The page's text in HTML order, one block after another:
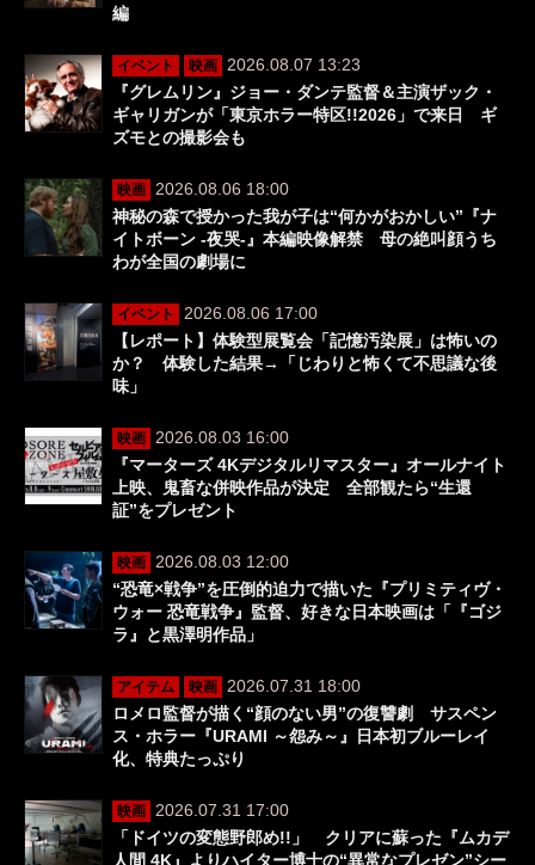
編
イベント 映画
2026.08.07 13:23
『グレムリン』ジョー・ダンテ監督＆主演ザック・
ギャリガンが「東京ホラー特区!!2026」で来日 ギ
ズモとの撮影会も
映画
2026.08.06 18:00
神秘の森で授かった我が子は“何かがおかしい”『ナ
イトボーン -夜哭-』本編映像解禁 母の絶叫顔うち
わが全国の劇場に
イベント
2026.08.06 17:00
【レポート】体験型展覧会「記憶汚染展」は怖いの
か？ 体験した結果→「じわりと怖くて不思議な後
味」
映画
2026.08.03 16:00
『マーターズ 4Kデジタルリマスター』オールナイト
上映、鬼畜な併映作品が決定 全部観たら“生還
証”をプレゼント
映画
2026.08.03 12:00
“恐竜×戦争”を圧倒的迫力で描いた『プリミティヴ・
ウォー 恐竜戦争』監督、好きな日本映画は「『ゴジ
ラ』と黒澤明作品」
アイテム 映画
2026.07.31 18:00
ロメロ監督が描く“顔のない男”の復讐劇 サスペン
ス・ホラー『URAMI ～怨み～』日本初ブルーレイ
化、特典たっぷり
映画
2026.07.31 17:00
「ドイツの変態野郎め!!」 クリアに蘇った『ムカデ
人間 4K』よりハイター博士の“異常なプレゼン”シー